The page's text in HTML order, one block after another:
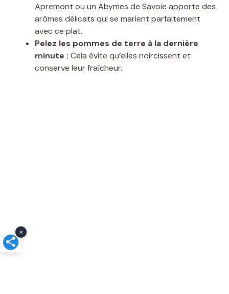
Apremont ou un Abymes de Savoie apporte des
arômes délicats qui se marient parfaitement
avec ce plat.
Pelez les pommes de terre à la dernière
minute : Cela évite qu’elles noircissent et
conserve leur fraîcheur.
×